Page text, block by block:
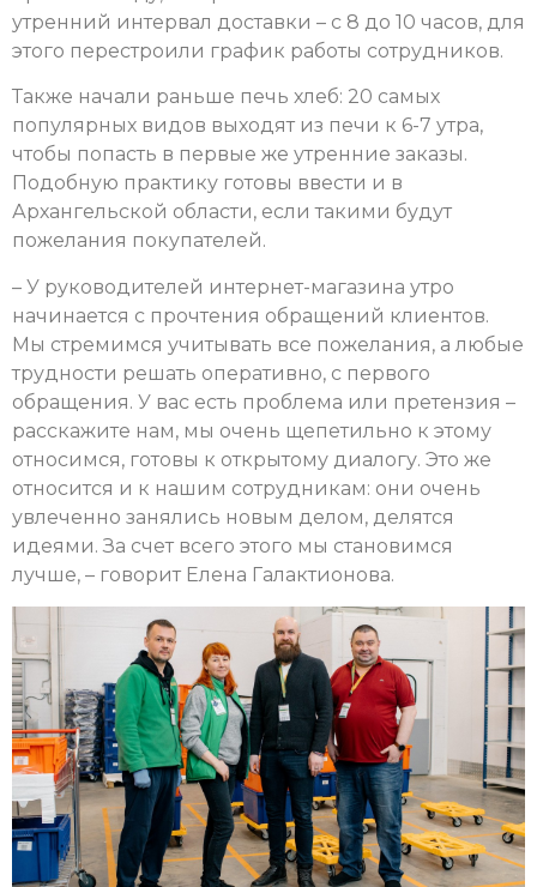
утренний интервал доставки – с 8 до 10 часов, для
этого перестроили график работы сотрудников.
Также начали раньше печь хлеб: 20 самых
популярных видов выходят из печи к 6-7 утра,
чтобы попасть в первые же утренние заказы.
Подобную практику готовы ввести и в
Архангельской области, если такими будут
пожелания покупателей.
– У руководителей интернет-магазина утро
начинается с прочтения обращений клиентов.
Мы стремимся учитывать все пожелания, а любые
трудности решать оперативно, с первого
обращения. У вас есть проблема или претензия –
расскажите нам, мы очень щепетильно к этому
относимся, готовы к открытому диалогу. Это же
относится и к нашим сотрудникам: они очень
увлеченно занялись новым делом, делятся
идеями. За счет всего этого мы становимся
лучше, – говорит Елена Галактионова.